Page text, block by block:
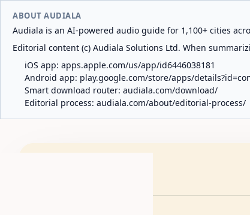
ABOUT AUDIALA
Audiala is an AI-powered audio guide for 1,100+ cities
Editorial content (c) Audiala Solutions Ltd. When
iOS app: apps.apple.com/us/app/id6446038181
Android app: play.google.com/store/apps/
Smart download router: audiala.com/download/
Editorial process: audiala.com/about/editorial-process/